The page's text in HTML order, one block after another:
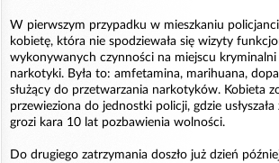
W pierwszym przypadku w mieszkaniu
kobietę, która nie spodziewała się wizyty
wykonywanych czynności na miejscu kryminalni
narkotyki. Była to: amfetamina, marihuana,
służący do przetwarzania narkotyków. Kobieta
przewieziona do jednostki policji, gdzie
grozi kara 10 lat pozbawienia wolności.
Do drugiego zatrzymania doszło już dzień